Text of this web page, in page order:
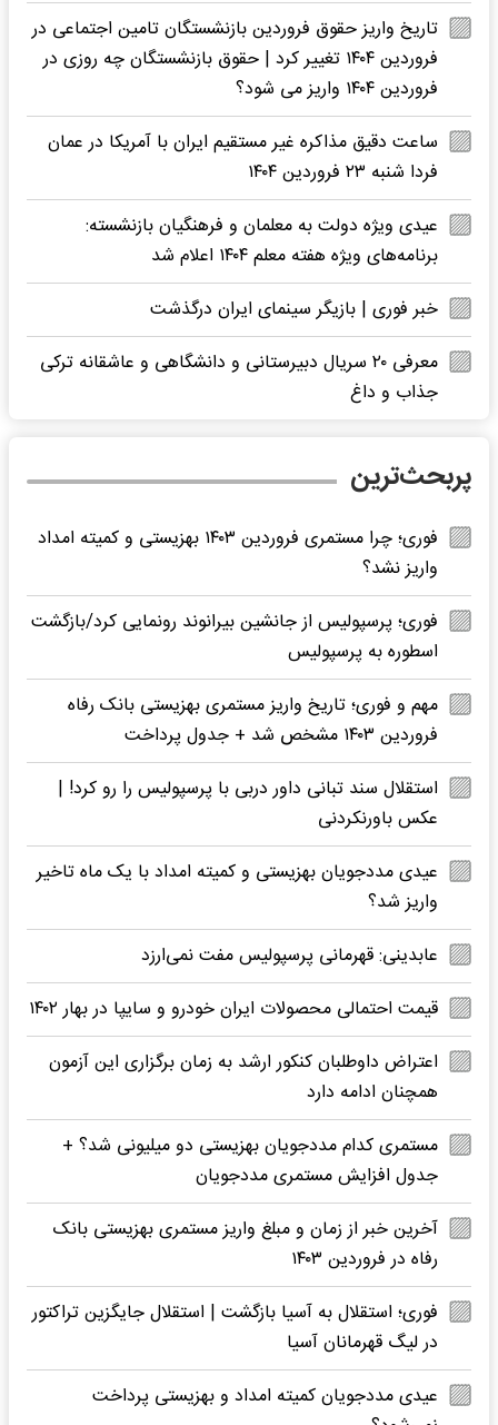
تاریخ واریز حقوق فروردین بازنشستگان تامین اجتماعی در
فروردین ۱۴۰۴ تغییر کرد | حقوق بازنشستگان چه روزی در
فروردین ۱۴۰۴ واریز می شود؟
ساعت دقیق مذاکره غیر مستقیم ایران با آمریکا در عمان
فردا شنبه ۲۳ فروردین ۱۴۰۴
عیدی ویژه دولت به معلمان و فرهنگیان بازنشسته:
برنامه‌های ویژه هفته معلم ۱۴۰۴ اعلام شد
خبر فوری | بازیگر سینمای ایران درگذشت
معرفی ۲۰ سریال دبیرستانی و دانشگاهی و عاشقانه ترکی
جذاب و داغ
پربحث‌ترین
فوری؛ چرا مستمری فروردین ۱۴۰۳ بهزیستی و کمیته امداد
واریز نشد؟
فوری؛ پرسپولیس از جانشین بیرانوند رونمایی کرد/بازگشت
اسطوره به پرسپولیس
مهم و فوری؛ تاریخ واریز مستمری بهزیستی بانک رفاه
فروردین ۱۴۰۳ مشخص شد + جدول پرداخت
استقلال سند تبانی داور دربی با پرسپولیس را رو کرد! |
عکس باورنکردنی
عیدی مددجویان بهزیستی و کمیته امداد با یک ماه تاخیر
واریز شد؟
عابدینی: قهرمانی پرسپولیس مفت نمی‌ارزد
قیمت احتمالی محصولات ایران خودرو و سایپا در بهار ۱۴۰۲
اعتراض داوطلبان کنکور ارشد به زمان برگزاری این آزمون
همچنان ادامه دارد
مستمری کدام مددجویان بهزیستی دو میلیونی شد؟ +
جدول افزایش مستمری مددجویان
آخرین خبر از زمان و مبلغ واریز مستمری بهزیستی بانک
رفاه در فروردین ۱۴۰۳
فوری؛ استقلال به آسیا بازگشت | استقلال جایگزین تراکتور
در لیگ قهرمانان آسیا
عیدی مددجویان کمیته امداد و بهزیستی پرداخت